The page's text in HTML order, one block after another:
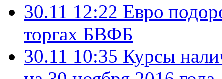
30.11 12:22 Евро
торгах БВФБ
30.11 10:35 Курсы